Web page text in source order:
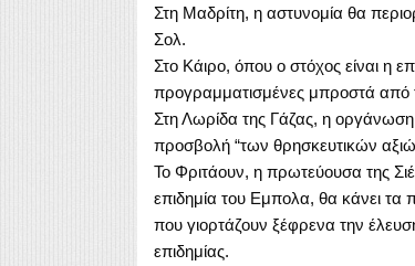
Στη Μαδρίτη, η αστυνομία θα
Σολ.
Στο Κάιρο, όπου ο στόχος είναι η
προγραμματισμένες μπροστά από
Στη Λωρίδα της Γάζας, η
προσβολή “των θρησκευτικών
Το Φριτάουν, η πρωτεύουσα της
επιδημία του Εμπολα, θα κάνει τα
που γιορτάζουν ξέφρενα την
επιδημίας.